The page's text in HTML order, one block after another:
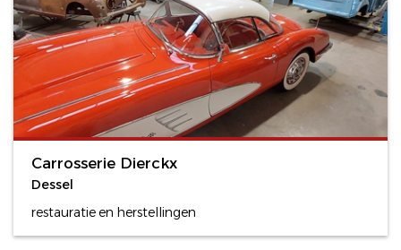
Carrosserie Dierckx
Dessel
restauratie en herstellingen